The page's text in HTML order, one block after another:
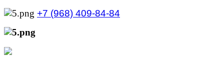
+7 (968) 409-84-84